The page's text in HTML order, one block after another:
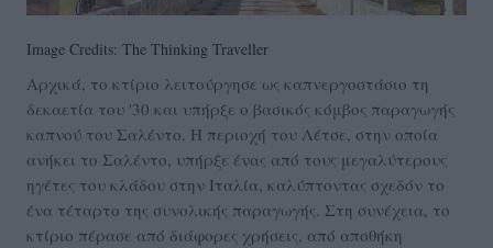
Image Credits: The Thinking Traveller
Αρχικά, το κτίριο λειτούργησε ως καπνεργοστάσιο τη
δεκαετία του '30 και υπήρξε ο βασικός κόμβος παραγωγής
καπνού του Σαλέντο. Η περιοχή του Λέτσε, στην οποία
ανήκει το Σαλέντο, υπήρξε ένας από τους μεγαλύτερους
ηγέτες του κλάδου στην Ιταλία, καλύπτοντας σχεδόν το
ένα τέταρτο της συνολικής παραγωγής. Στη συνέχεια, το
κτίριο πέρασε από διάφορες χρήσεις, από αποθήκη